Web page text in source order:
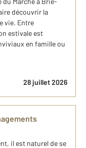
découvrir la
vie. Entre
estivale est
en famille ou
28 juillet 2026
il est naturel de se